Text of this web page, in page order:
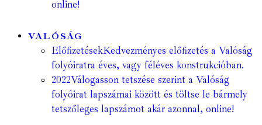
online!
VALÓSÁG
ElőfizetésekKedvezményes előfizetés a Valóság
folyóiratra éves, vagy féléves konstrukcióban.
2022Válogasson tetszése szerint a Valóság
folyóirat lapszámai között és töltse le bármely
tetszőleges lapszámot akár azonnal, online!